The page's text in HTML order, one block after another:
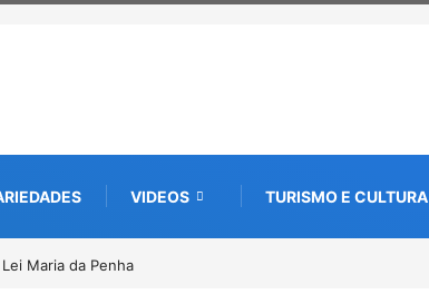
VIDEOS TURISMO E CULTURA
semeia o futuro por meio da cultura e da memória